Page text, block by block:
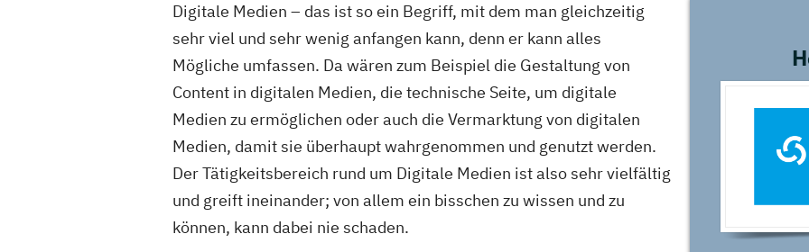
Digitale Medien – das ist so ein Begriff, mit dem man gleichzeitig
sehr viel und sehr wenig anfangen kann, denn er kann alles
Mögliche umfassen. Da wären zum Beispiel die Gestaltung von
Content in digitalen Medien, die technische Seite, um digitale
Medien zu ermöglichen oder auch die Vermarktung von digitalen
Medien, damit sie überhaupt wahrgenommen und genutzt werden.
Der Tätigkeitsbereich rund um Digitale Medien ist also sehr vielfältig
und greift ineinander; von allem ein bisschen zu wissen und zu
können, kann dabei nie schaden.